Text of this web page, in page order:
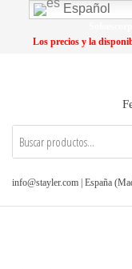
contenido
Lo más
Los precios y la
info@stayler.com | España
Español